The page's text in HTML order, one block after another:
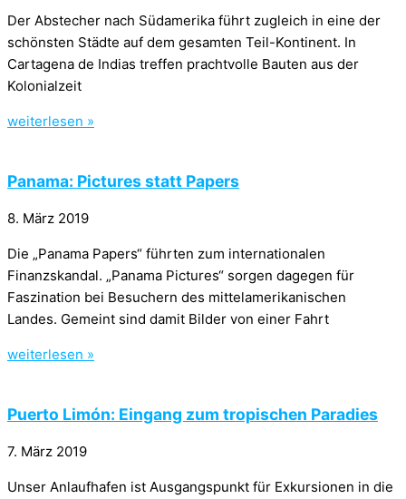
Der Abstecher nach Südamerika führt zugleich in eine der
schönsten Städte auf dem gesamten Teil-Kontinent. In
Cartagena de Indias treffen prachtvolle Bauten aus der
Kolonialzeit
weiterlesen »
Panama: Pictures statt Papers
8. März 2019
Die „Panama Papers“ führten zum internationalen
Finanzskandal. „Panama Pictures“ sorgen dagegen für
Faszination bei Besuchern des mittelamerikanischen
Landes. Gemeint sind damit Bilder von einer Fahrt
weiterlesen »
Puerto Limón: Eingang zum tropischen Paradies
7. März 2019
Unser Anlaufhafen ist Ausgangspunkt für Exkursionen in die